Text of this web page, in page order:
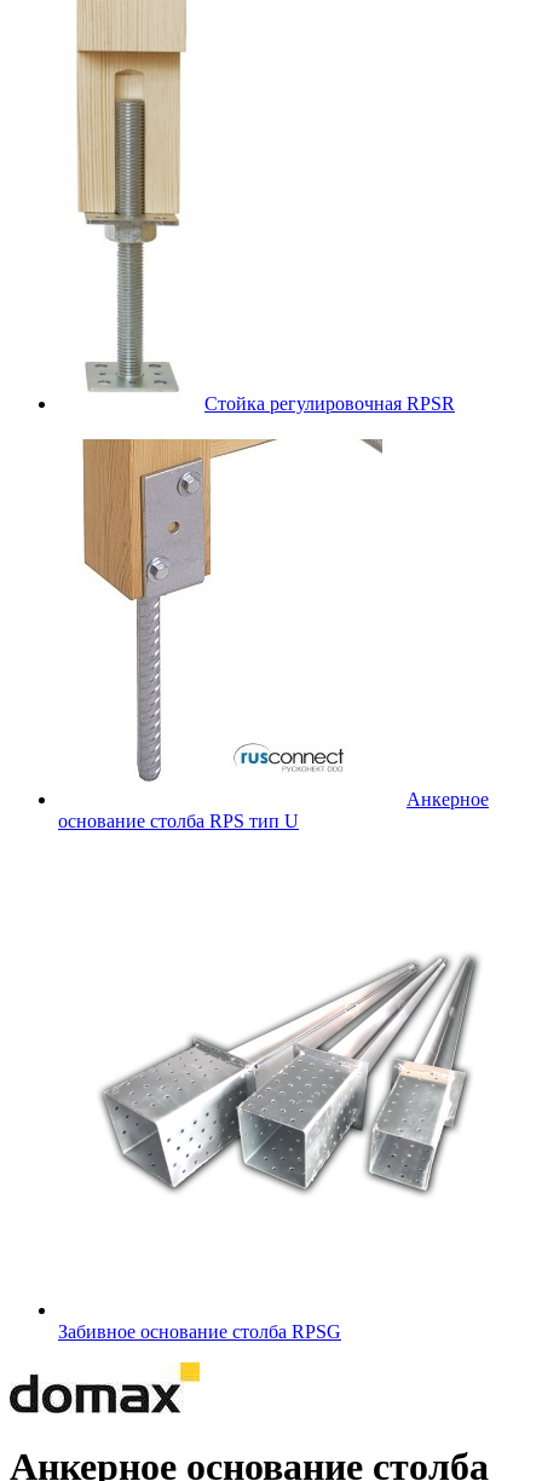
Стойка регулировочная RPSR
Анкерное
основание столба RPS тип U
Забивное основание столба RPSG
Анкерное основание столба